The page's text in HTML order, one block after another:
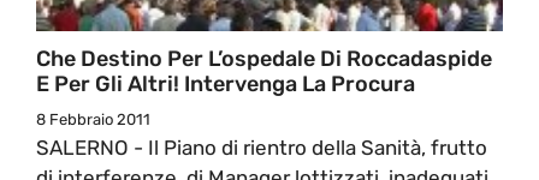
Che Destino Per L’ospedale Di Roccadaspide
E Per Gli Altri! Intervenga La Procura
8 Febbraio 2011
SALERNO - Il Piano di rientro della Sanità, frutto